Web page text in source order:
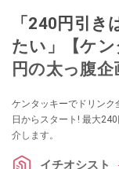
「240円引
たい」【ケ
円の太っ腹企
ケンタッキーでドリン
日からスタート! 最大
介します。
イチオシスト